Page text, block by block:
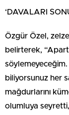
‘DAVALARI
Özgür Özel,
belirterek,
söylemeyeceğim.
biliyorsunuz her
mağdurlarını
olumluya